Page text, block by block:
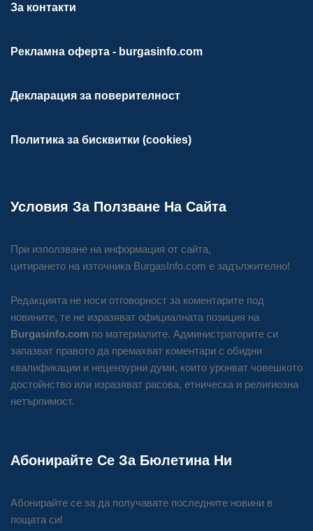
За контакти
Рекламна оферта - burgasinfo.com
Декларация за поверителност
Политика за бисквитки (cookies)
Условия За Ползване На Сайта
При използване на информация от сайта,
цитирането на източника BurgasInfo.com е задължително!
Редакцията не носи отговорност за коментарите под
новините, те не изразяват официалната позиция на
Burgasinfo.com по материалите. Администраторите си
запазват правото да премахват коментари с обидни
квалификации и нецензурни думи, които уронват човешкото
достойнство или изразяват расова, етническа и религиозна
нетърпимост.
Абонирайте Се За Бюлетина Ни
Абонирайте се за да получавате последните новини в
пощата си!